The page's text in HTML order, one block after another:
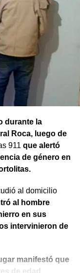
durante la
Roca, luego de
911 que alertó
de género en
al domicilio
al hombre
en sus
intervinieron de
manifestó que
de edad